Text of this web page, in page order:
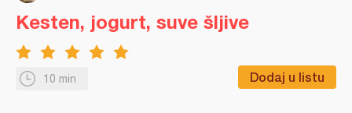
10 min Dodaj u listu
Kesten, jogurt, suve šljive